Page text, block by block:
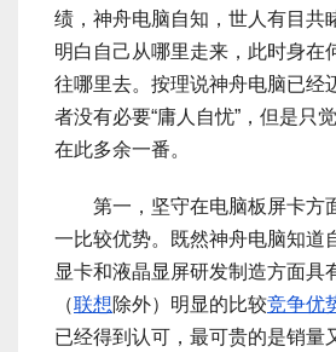
绩，神舟电脑自知，世人有目共
明白自己从哪里走来，此时身在
往哪里去。按理说神舟电脑已经
者没有必要“庸人自忧”，但是只
在此多余一番。
第一，坚守在电脑板屏卡方
一比较优势。既然神舟电脑知道
显卡和液晶显屏研发制造方面具
（联想除外）明显的比较竞争优
已经得到认可，最可贵的是销量